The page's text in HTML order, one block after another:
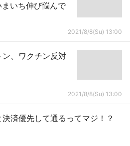
いち伸び悩んで
2021/8/8(Su) 13:00
、ワクチン反対
2021/8/8(Su) 13:00
済優先して通るってマジ！？